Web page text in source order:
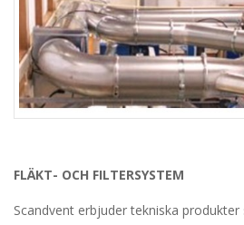
FLÄKT- OCH FILTERSYSTEM
Scandvent erbjuder tekniska